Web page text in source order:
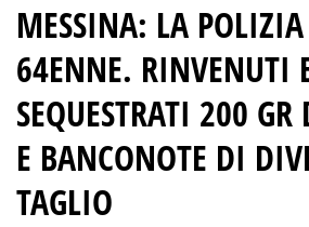
MESSINA: LA POLIZIA
64ENNE. RINVENUTI
SEQUESTRATI 200
E BANCONOTE DI
TAGLIO